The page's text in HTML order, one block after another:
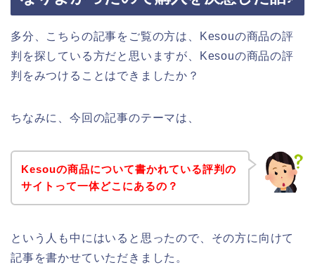
多分、こちらの記事をご覧の方は、Kesouの商品の評
判を探している方だと思いますが、Kesouの商品の評
判をみつけることはできましたか？
ちなみに、今回の記事のテーマは、
Kesouの商品について書かれている評判の
サイトって一体どこにあるの？
という人も中にはいると思ったので、その方に向けて
記事を書かせていただきました。